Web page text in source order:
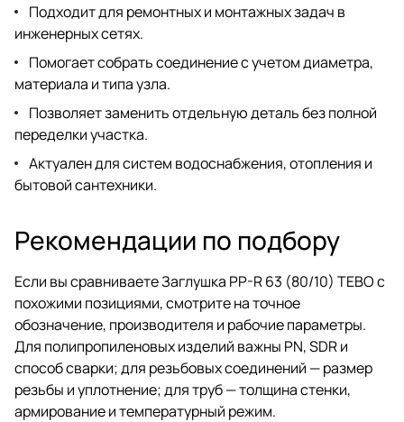
Подходит для ремонтных и монтажных задач в
инженерных сетях.
Помогает собрать соединение с учетом диаметра,
материала и типа узла.
Позволяет заменить отдельную деталь без полной
переделки участка.
Актуален для систем водоснабжения, отопления и
бытовой сантехники.
Рекомендации по подбору
Если вы сравниваете Заглушка PP-R 63 (80/10) TEBO с
похожими позициями, смотрите на точное
обозначение, производителя и рабочие параметры.
Для полипропиленовых изделий важны PN, SDR и
способ сварки; для резьбовых соединений — размер
резьбы и уплотнение; для труб — толщина стенки,
армирование и температурный режим.